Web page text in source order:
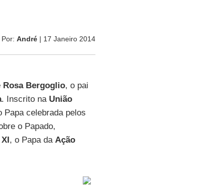
Por: André| 17 Janeiro 2014
Rosa Bergoglio, o pai
. Inscrito na União
Papa celebrada pelos
o Papado,
, o Papa da Ação